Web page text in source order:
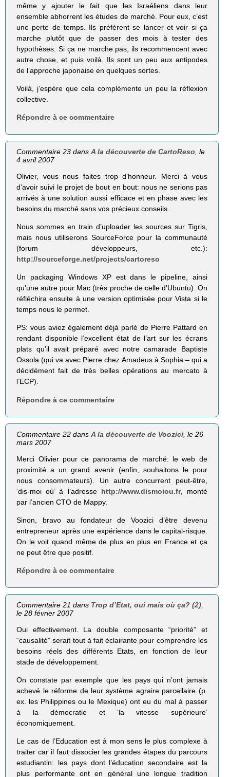
même y ajouter le fait que les Israéliens dans leur
ensemble abhorrent les études de marché. Pour eux, c’est
une perte de temps. Ils préfèrent se lancer et voir si ça
marche plutôt que de passer des mois à tester des
hypothèses. Si ça ne marche pas, ils recommencent avec
autre chose, et puis voilà. Ils sont un peu aux antipodes
de l’approche japonaise en quelques sortes.
Voilà, j’espère que cela complémente un peu la réflexion
collective.
Répondre à ce commentaire
Commentaire 23 dansA la découverte de CartoReso , le
4 avril 2007
Olivier, vous nous faites trop d’honneur. Merci à vous
d’avoir suivi le projet de bout en bout: nous ne serions pas
arrivés à une solution aussi efficace et en phase avec les
besoins du marché sans vos précieux conseils.
Nous sommes en train d’uploader les sources sur Tigris,
mais nous utiliserons SourceForce pour la communauté
(forum développeurs, etc.):
http://sourceforge.net/projects/cartoreso
Un packaging Windows XP est dans le pipeline, ainsi
qu’une autre pour Mac (très proche de celle d’Ubuntu). On
réfléchira ensuite à une version optimisée pour Vista si le
temps nous le permet.
PS: vous aviez également déjà parlé de Pierre Pattard en
rendant disponible l’excellent état de l’art sur les écrans
plats qu’il avait préparé avec notre camarade Baptiste
Ossola (qui va avec Pierre chez Amadeus à Sophia – qui a
décidément fait de très belles opérations au mercato à
l’ECP).
Répondre à ce commentaire
Commentaire 22 dansA la découverte de Voozici , le 26
mars 2007
Merci Olivier pour ce panorama de marché: le web de
proximité a un grand avenir (enfin, souhaitons le pour
nous consommateurs). Un autre concurrent peut-être,
‘dis-moi où’ à l’adresse http://www.dismoiou.fr, monté
par l’ancien CTO de Mappy.
Sinon, bravo au fondateur de Voozici d’être devenu
entrepreneur après une expérience dans le capital-risque.
On le voit quand même de plus en plus en France et ça
ne peut être que positif.
Répondre à ce commentaire
Commentaire 21 dans Trop d’Etat, oui mais où ça? (2)
le 28 février 2007
Oui effectivement. La double composante “priorité” et
“causalité” serait tout à fait éclairante pour comprendre les
besoins réels des différents Etats, en fonction de leur
stade de développement.
On constate par exemple que les pays qui n’ont jamais
achevé le réforme de leur système agraire parcellaire (p.
ex. les Philippines ou le Mexique) ont eu du mal à passer
à la démocratie et ‘la vitesse supérieure’
économiquement.
Le cas de l’Education est à mon sens le plus complexe à
traiter car il faut dissocier les grandes étapes du parcours
estudiantin: les pays dont l’éducation secondaire est la
plus performante ont en général une longue tradition